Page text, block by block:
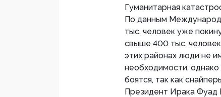
Гуманитарная
По данным
тыс. человек уже
свыше 400 тыс.
этих районах люди не
необходимости,
боятся, так как
Президент Ирака